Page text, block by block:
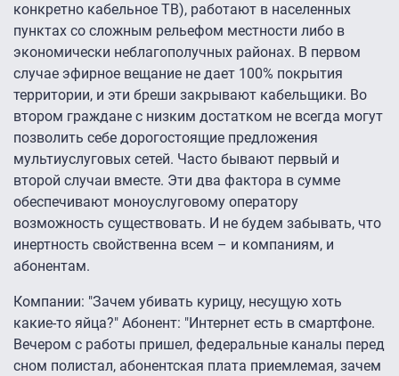
конкретно кабельное ТВ), работают в населенных
пунктах со сложным рельефом местности либо в
экономически неблагополучных районах. В первом
случае эфирное вещание не дает 100% покрытия
территории, и эти бреши закрывают кабельщики. Во
втором граждане с низким достатком не всегда могут
позволить себе дорогостоящие предложения
мультиуслуговых сетей. Часто бывают первый и
второй случаи вместе. Эти два фактора в сумме
обеспечивают моноуслуговому оператору
возможность существовать. И не будем забывать, что
инертность свойственна всем – и компаниям, и
абонентам.
Компании: "Зачем убивать курицу, несущую хоть
какие-то яйца?" Абонент: "Интернет есть в смартфоне.
Вечером с работы пришел, федеральные каналы перед
сном полистал, абонентская плата приемлемая, зачем